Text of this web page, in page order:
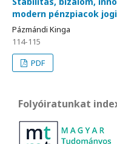
modern pénzpiacok
Pázmándi Kinga
114-115
PDF
Folyóiratunkat